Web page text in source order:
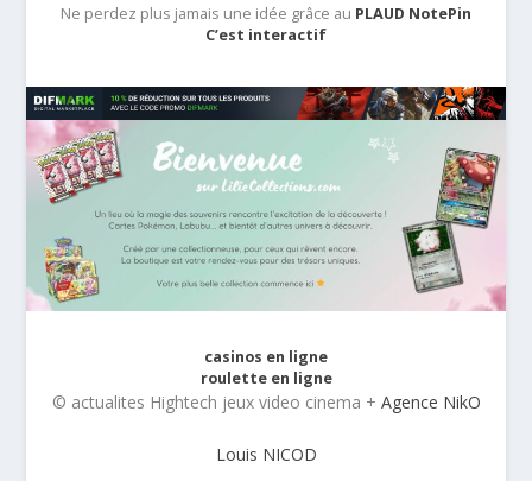
Ne perdez plus jamais une idée grâce au PLAUD NotePin
C’est interactif
casinos en ligne
roulette en ligne
© actualites Hightech jeux video cinema + Agence NikO
Louis NICOD